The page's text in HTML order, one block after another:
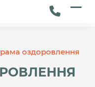
оздоровлення